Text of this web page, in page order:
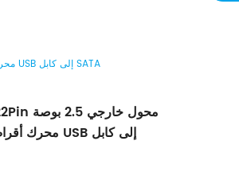
DTECH 0.2m USB 3.0 إلى SATA 22Pin محول خارجي 2.5 بوصة محرك SATA محرك أقراص صلبة خارجي كمبيوتر USB إلى كابل SATA